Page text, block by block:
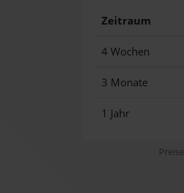
Zeitraum
4 Wochen
3 Monate
1 Jahr